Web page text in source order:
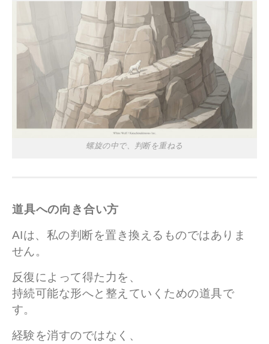
螺旋の中で、判断を重ねる
道具への向き合い方
AIは、私の判断を置き換えるものではありま
せん。
反復によって得た力を、
持続可能な形へと整えていくための道具で
す。
経験を消すのではなく、